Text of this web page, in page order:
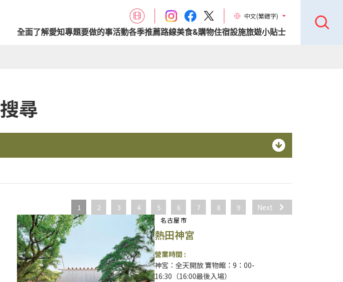
中文(繁體字)
全面了解愛知專題要做的事活動各季推薦路線美食&購物住宿設施旅遊小貼士
搜尋
1 2 3 4 5 6 7 8 9 Next
名古屋市
熱田神宮
營業時間 :
神宮：全天開放 寶物館：9：00-
16:30（16:00最後入場）